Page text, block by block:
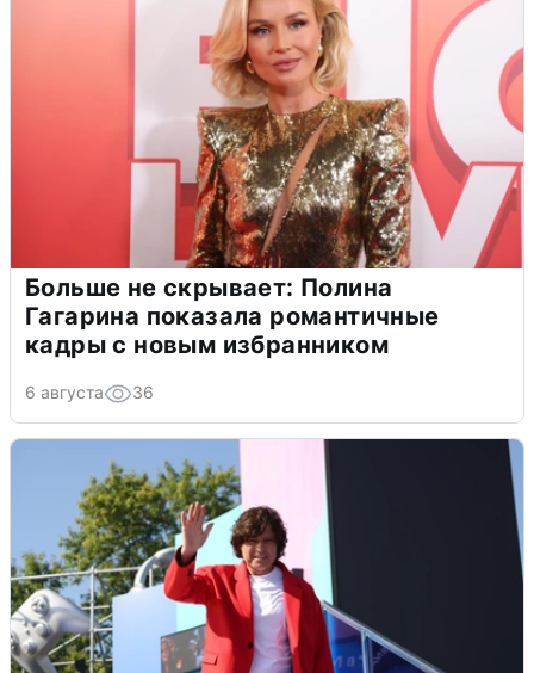
Больше не скрывает: Полина
Гагарина показала романтичные
кадры с новым избранником
6 августа 36